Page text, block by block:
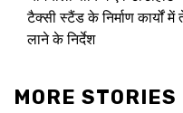
टैक्सी स्टैंड के निर्माण कार्यों में
लाने के निर्देश
MORE STORIES